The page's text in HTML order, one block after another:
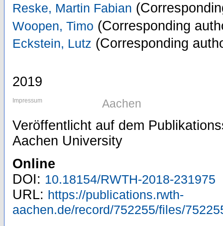
Reske, Martin Fabian
Woopen, Timo (Corresponding
Eckstein, Lutz (Corresponding
2019
Impressum Aachen
Veröffentlicht auf dem
Aachen University
Online
DOI: 10.18154/RWTH-2018-231975
URL: https://publications.rwth-
aachen.de/record/752255/files/